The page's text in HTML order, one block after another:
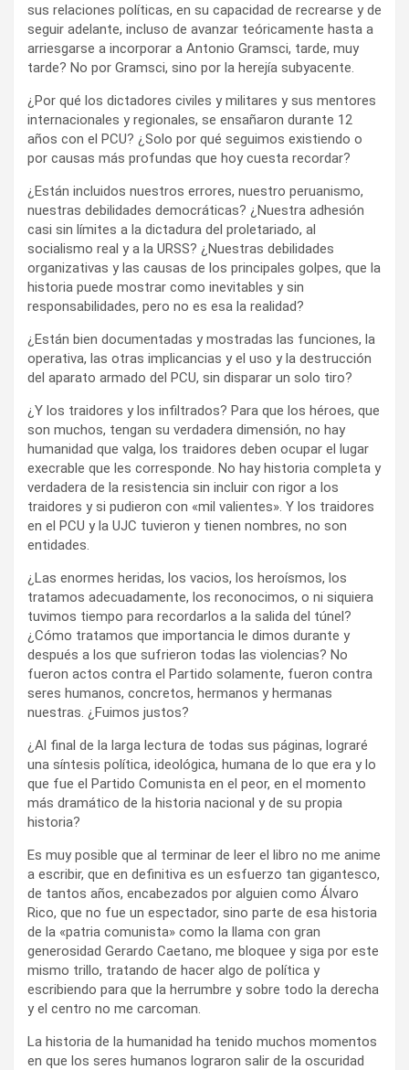
sus relaciones políticas, en su capacidad de recrearse y de
seguir adelante, incluso de avanzar teóricamente hasta a
arriesgarse a incorporar a Antonio Gramsci, tarde, muy
tarde? No por Gramsci, sino por la herejía subyacente.
¿Por qué los dictadores civiles y militares y sus mentores
internacionales y regionales, se ensañaron durante 12
años con el PCU? ¿Solo por qué seguimos existiendo o
por causas más profundas que hoy cuesta recordar?
¿Están incluidos nuestros errores, nuestro peruanismo,
nuestras debilidades democráticas? ¿Nuestra adhesión
casi sin límites a la dictadura del proletariado, al
socialismo real y a la URSS? ¿Nuestras debilidades
organizativas y las causas de los principales golpes, que la
historia puede mostrar como inevitables y sin
responsabilidades, pero no es esa la realidad?
¿Están bien documentadas y mostradas las funciones, la
operativa, las otras implicancias y el uso y la destrucción
del aparato armado del PCU, sin disparar un solo tiro?
¿Y los traidores y los infiltrados? Para que los héroes, que
son muchos, tengan su verdadera dimensión, no hay
humanidad que valga, los traidores deben ocupar el lugar
execrable que les corresponde. No hay historia completa y
verdadera de la resistencia sin incluir con rigor a los
traidores y si pudieron con «mil valientes». Y los traidores
en el PCU y la UJC tuvieron y tienen nombres, no son
entidades.
¿Las enormes heridas, los vacios, los heroísmos, los
tratamos adecuadamente, los reconocimos, o ni siquiera
tuvimos tiempo para recordarlos a la salida del túnel?
¿Cómo tratamos que importancia le dimos durante y
después a los que sufrieron todas las violencias? No
fueron actos contra el Partido solamente, fueron contra
seres humanos, concretos, hermanos y hermanas
nuestras. ¿Fuimos justos?
¿Al final de la larga lectura de todas sus páginas, lograré
una síntesis política, ideológica, humana de lo que era y lo
que fue el Partido Comunista en el peor, en el momento
más dramático de la historia nacional y de su propia
historia?
Es muy posible que al terminar de leer el libro no me anime
a escribir, que en definitiva es un esfuerzo tan gigantesco,
de tantos años, encabezados por alguien como Álvaro
Rico, que no fue un espectador, sino parte de esa historia
de la «patria comunista» como la llama con gran
generosidad Gerardo Caetano, me bloquee y siga por este
mismo trillo, tratando de hacer algo de política y
escribiendo para que la herrumbre y sobre todo la derecha
y el centro no me carcoman.
La historia de la humanidad ha tenido muchos momentos
en que los seres humanos lograron salir de la oscuridad